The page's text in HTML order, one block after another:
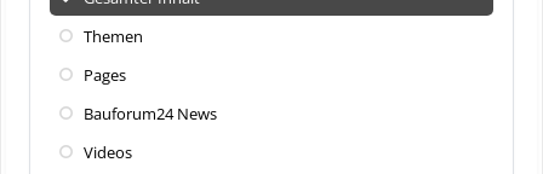
Themen
Pages
Bauforum24 News
Videos